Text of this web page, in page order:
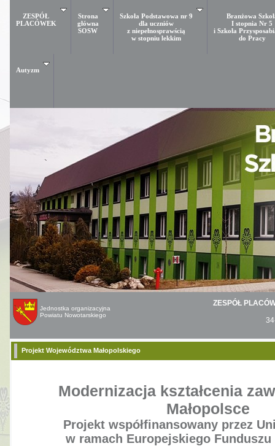
ZESPÓŁ
PLACÓWEK
Strona
główna
SOSW
Szkoła Podstawowa nr 9
dla uczniów
z niepełnosprawścią
w stopniu lekkim
Branżowa
I stopnia Nr 5
i Szkoła
do Pracy
Autyzm
Jednostka organizacyjna
Powiatu Nowotarskiego
ZESPÓŁ
Projekt Województwa Małopolskiego
Modernizacja kształcenia
Małopolsce
Projekt współfinansowany przez
w ramach Europejskiego Funduszu